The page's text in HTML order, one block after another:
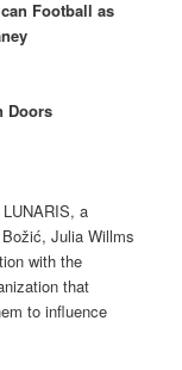
Football as
Doors
a
Julia Willms
with the
that
to influence